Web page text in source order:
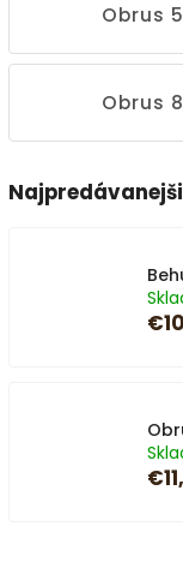
Obrus
Obrus